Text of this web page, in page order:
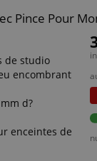
Pince Pour
de studio
encombrant
d?
enceintes de